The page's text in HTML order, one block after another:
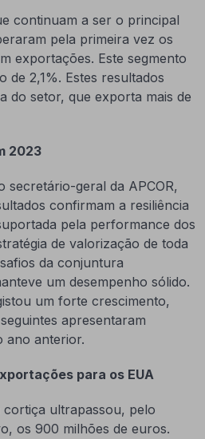
continuam a ser o principal
pela primeira vez os
exportações. Este segmento
de 2,1%. Estes resultados
do setor, que exporta mais de
2023
secretário-geral da APCOR,
confirmam a resiliência
pela performance dos
de valorização de toda
da conjuntura
um desempenho sólido.
um forte crescimento,
apresentaram
ano anterior.
para os EUA
ultrapassou, pelo
os 900 milhões de euros.